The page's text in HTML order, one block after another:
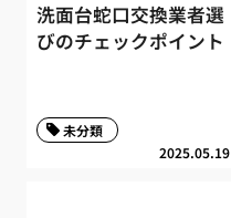
洗面台蛇口交換業者選
びのチェックポイント
2025.05.19
未分類